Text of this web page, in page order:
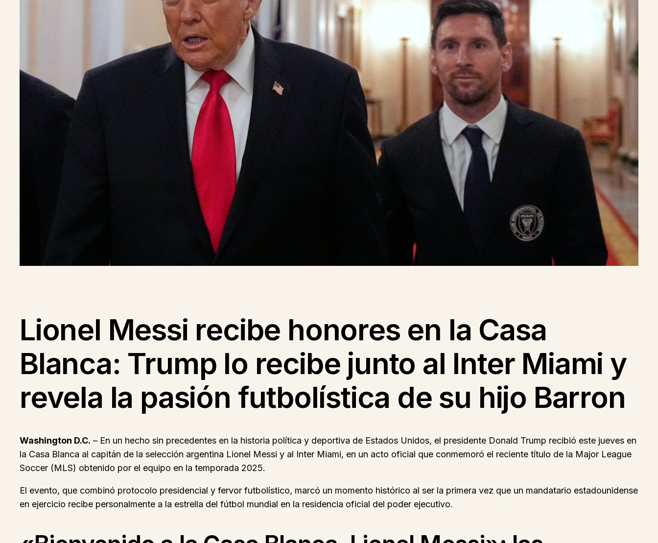
Lionel Messi recibe honores en la Casa
Blanca: Trump lo recibe junto al Inter Miami y
revela la pasión futbolística de su hijo Barron
Washington D.C. – En un hecho sin precedentes en la historia política y deportiva de Estados Unidos, el presidente Donald Trump recibió este jueves en
la Casa Blanca al capitán de la selección argentina Lionel Messi y al Inter Miami, en un acto oficial que conmemoró el reciente título de la Major League
Soccer (MLS) obtenido por el equipo en la temporada 2025.
El evento, que combinó protocolo presidencial y fervor futbolístico, marcó un momento histórico al ser la primera vez que un mandatario estadounidense
en ejercicio recibe personalmente a la estrella del fútbol mundial en la residencia oficial del poder ejecutivo.